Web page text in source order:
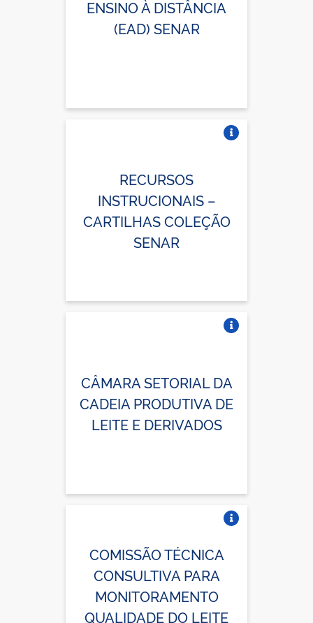
ENSINO À DISTÂNCIA
(EAD) SENAR
RECURSOS
INSTRUCIONAIS –
CARTILHAS COLEÇÃO
SENAR
CÂMARA SETORIAL DA
CADEIA PRODUTIVA DE
LEITE E DERIVADOS
COMISSÃO TÉCNICA
CONSULTIVA PARA
MONITORAMENTO
QUALIDADE DO LEITE